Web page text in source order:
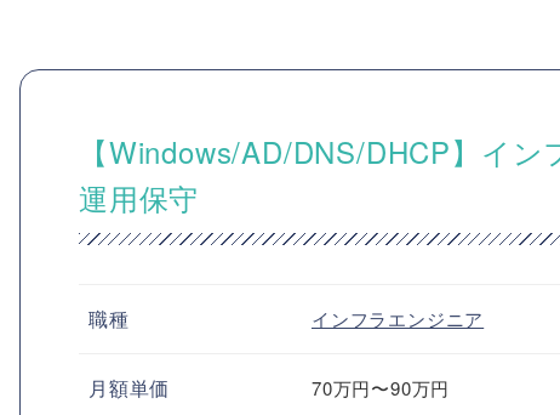
【Windows/AD/DNS/DHCP】イ
運用保守
職種 インフラエンジニア
月額単価 70万円〜90万円